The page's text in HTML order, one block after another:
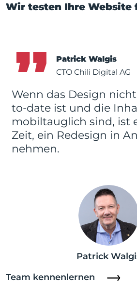
Patrick
Team kennenlernen
Wir testen Ihre Website
Patrick Walgis
CTO Chili Digital AG
Wenn das Design
to-date ist und die
mobiltauglich sind, ist
Zeit, ein Redesign in
nehmen.